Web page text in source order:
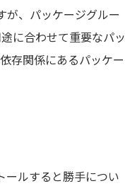
が、パッケージグルー
に合わせて重要なパッ
存関係にあるパッケー
ールすると勝手につい